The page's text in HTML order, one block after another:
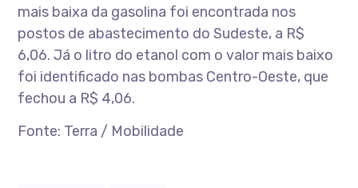
mais baixa da gasolina foi encontrada nos
postos de abastecimento do Sudeste, a R$
6,06. Já o litro do etanol com o valor mais baixo
foi identificado nas bombas Centro-Oeste, que
fechou a R$ 4,06.
Fonte: Terra / Mobilidade